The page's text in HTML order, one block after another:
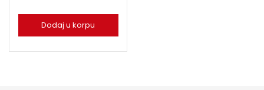
Dodaj u korpu